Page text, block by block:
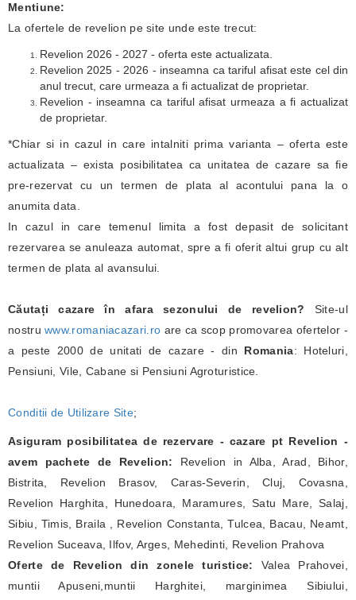
Mentiune:
La ofertele de revelion pe site unde este trecut:
Revelion 2026 - 2027 - oferta este actualizata.
Revelion 2025 - 2026 - inseamna ca tariful afisat este cel din
anul trecut, care urmeaza a fi actualizat de proprietar.
Revelion - inseamna ca tariful afisat urmeaza a fi actualizat
de proprietar.
*Chiar si in cazul in care intalniti prima varianta – oferta este
actualizata – exista posibilitatea ca unitatea de cazare sa fie
pre-rezervat cu un termen de plata al acontului pana la o
anumita data.
In cazul in care temenul limita a fost depasit de solicitant
rezervarea se anuleaza automat, spre a fi oferit altui grup cu alt
termen de plata al avansului.
Căutați cazare în afara sezonului de revelion? Site-ul
nostruwww.romaniacazari.ro are ca scop promovarea ofertelor -
a peste 2000 de unitati de cazare - din Romania: Hoteluri,
Pensiuni, Vile, Cabane si Pensiuni Agroturistice.
Conditii de Utilizare Site;
Asiguram posibilitatea de rezervare - cazare pt Revelion -
avem pachete de Revelion: Revelion in Alba, Arad, Bihor,
Bistrita, Revelion Brasov, Caras-Severin, Cluj, Covasna,
Revelion Harghita, Hunedoara, Maramures, Satu Mare, Salaj,
Sibiu, Timis, Braila , Revelion Constanta, Tulcea, Bacau, Neamt,
Revelion Suceava, Ilfov, Arges, Mehedinti, Revelion Prahova
Oferte de Revelion din zonele turistice: Valea Prahovei,
muntii Apuseni,muntii Harghitei, marginimea Sibiului,